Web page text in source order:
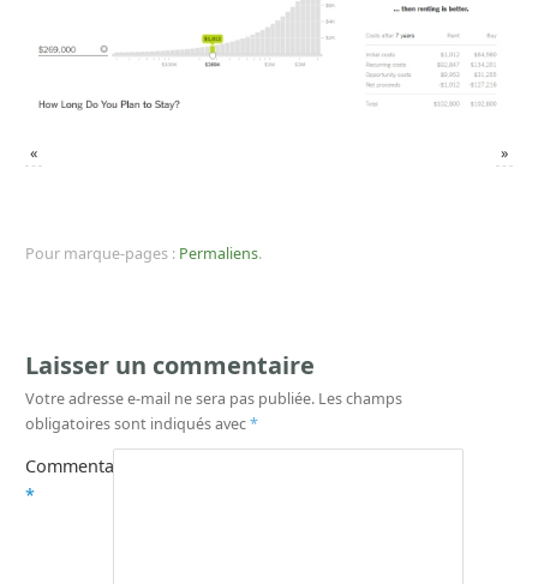
« »
Pour marque-pages : Permaliens.
Laisser un commentaire
Votre adresse e-mail ne sera pas publiée. Les champs
obligatoires sont indiqués avec*
Commentaire
*